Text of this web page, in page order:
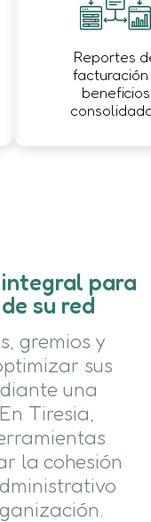
Reportes de
facturación y
beneficios
consolidados
para
su red
gremios y
sus
una
Tiresia,
la cohesión